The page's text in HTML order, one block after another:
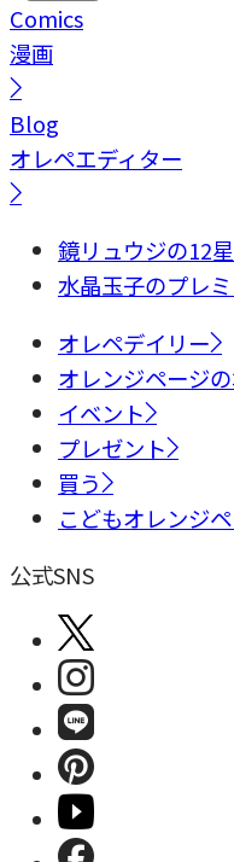
Comics
漫画
Blog
オレペエディター
鏡リュウジの12
水晶玉子のプレ
オレペデイリー
オレンジページ
イベント
プレゼント
買う
こどもオレンジ
公式SNS